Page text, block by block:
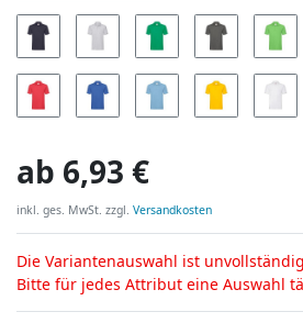
ab 6,93 €
inkl. ges. MwSt. zzgl. Versandkosten
Die Variantenauswahl ist
Bitte für jedes Attribut eine Auswahl